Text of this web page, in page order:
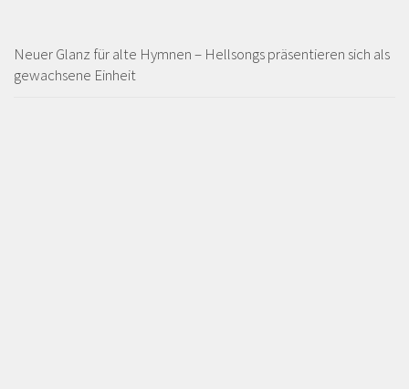
Neuer Glanz für alte Hymnen – Hellsongs präsentieren sich als
gewachsene Einheit